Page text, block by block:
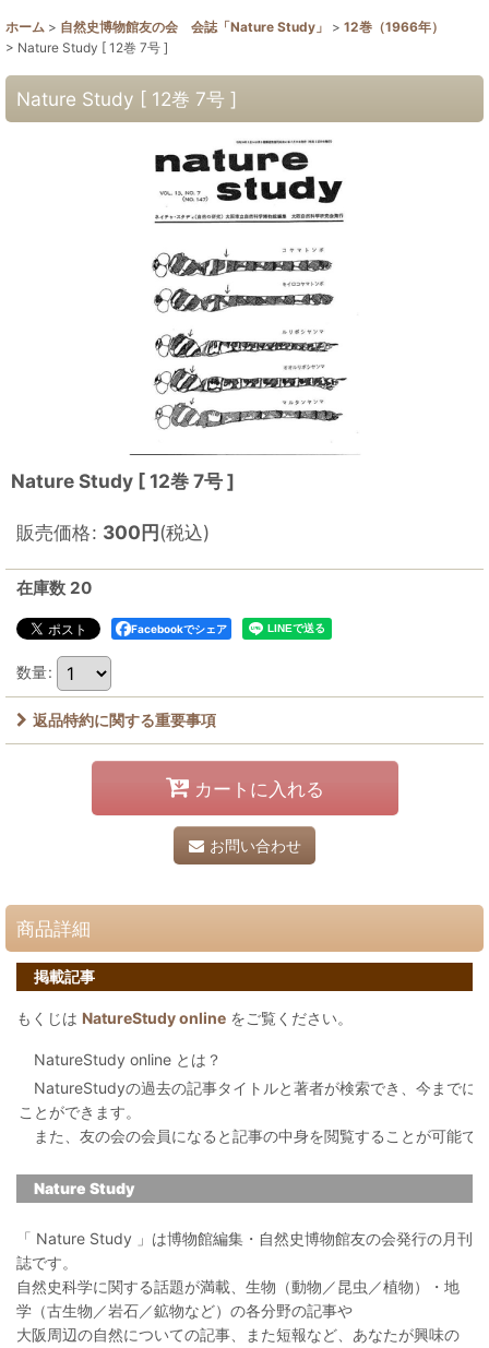
ホーム > 自然史博物館友の会 会誌「Nature Study」 > 12巻（1966年）
> Nature Study [ 12巻 7号 ]
Nature Study [ 12巻 7号 ]
Nature Study [ 12巻 7号 ]
販売価格: 300円(税込)
在庫数 20
Facebookでシェア
数量:
返品特約に関する重要事項
カートに入れる
お問い合わせ
商品詳細
掲載記事
もくじは NatureStudy online をご覧ください。
NatureStudy online とは？
NatureStudyの過去の記事タイトルと著者が検索でき、今までに
ことができます。
また、友の会の会員になると記事の中身を閲覧することが可能で
Nature Study
「 Nature Study 」は博物館編集・自然史博物館友の会発行の月刊
誌です。
自然史科学に関する話題が満載、生物（動物／昆虫／植物）・地
学（古生物／岩石／鉱物など）の各分野の記事や
大阪周辺の自然についての記事、また短報など、あなたが興味の